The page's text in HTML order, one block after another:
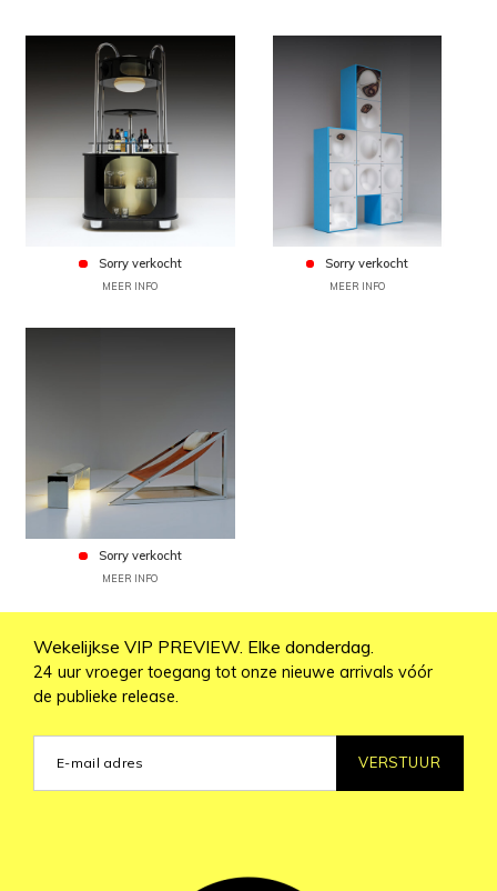
Sorry verkocht
MEER INFO
Sorry verkocht
MEER INFO
Sorry verkocht
MEER INFO
Wekelijkse VIP PREVIEW. Elke donderdag.
24 uur vroeger toegang tot onze nieuwe arrivals vóór
de publieke release.
VERSTUUR